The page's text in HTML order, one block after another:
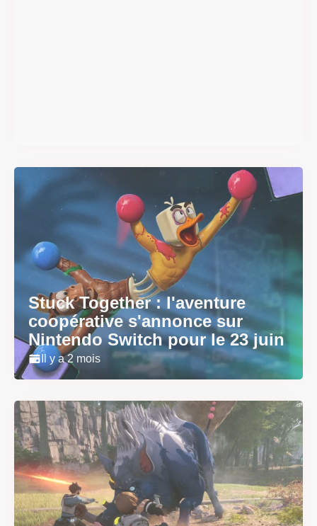
Stuck Together : l'aventure
coopérative s'annonce sur
Nintendo Switch pour le 23 juin
Il y a 2 mois